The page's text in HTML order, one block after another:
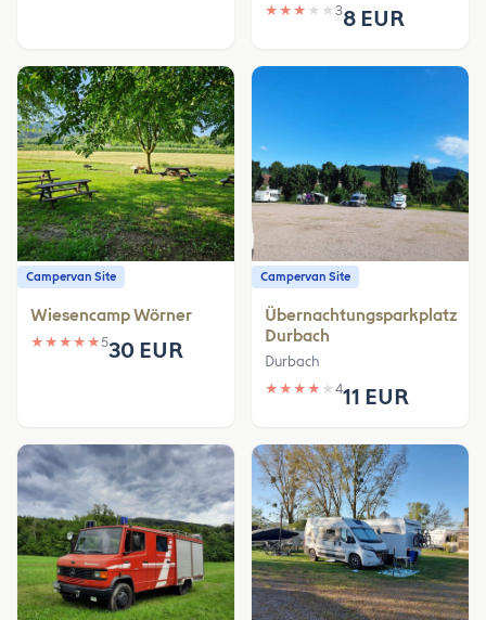
★ ★ ★ ★ ★ 38 EUR
Campervan Site
Wiesencamp Wörner
★ ★ ★ ★ ★530 EUR
Campervan Site
Übernachtungsparkplatz
Durbach
Durbach
★ ★ ★ ★ ★ 411 EUR